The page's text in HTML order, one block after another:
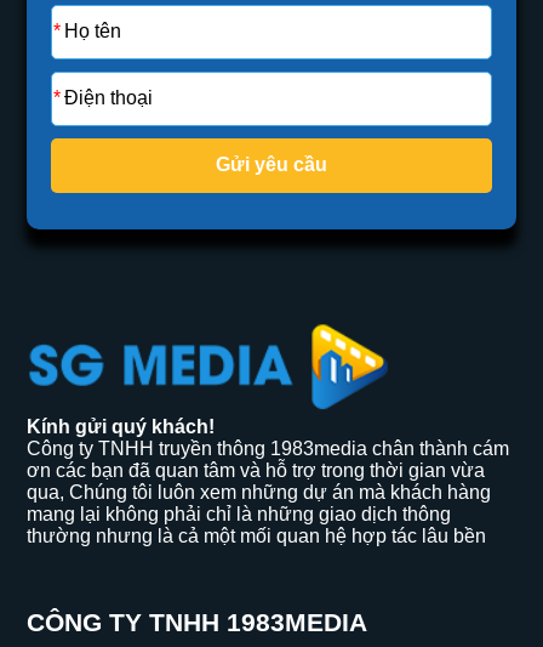
Gửi yêu cầu
Kính gửi quý khách!
Công ty TNHH truyền thông 1983media chân thành cám
ơn các bạn đã quan tâm và hỗ trợ trong thời gian vừa
qua, Chúng tôi luôn xem những dự án mà khách hàng
mang lại không phải chỉ là những giao dịch thông
thường nhưng là cả một mối quan hệ hợp tác lâu bền
CÔNG TY TNHH 1983MEDIA